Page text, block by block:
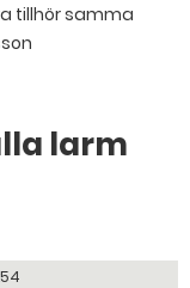
tillhör samma
larm